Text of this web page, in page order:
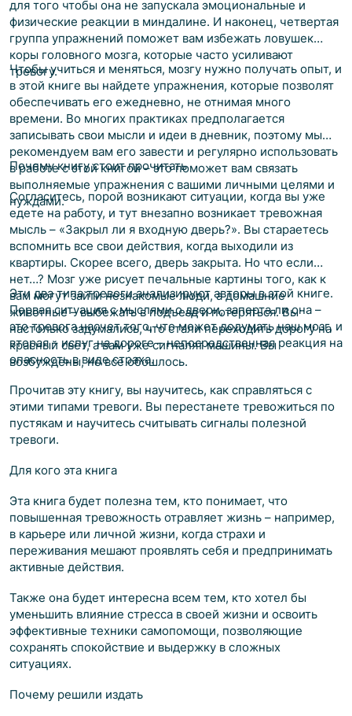
для того чтобы она не запускала эмоциональные и
физические реакции в миндалине. И наконец, четвертая
группа упражнений поможет вам избежать ловушек
коры головного мозга, которые часто усиливают
тревогу.
Чтобы учиться и меняться, мозгу нужно получать опыт, и
в этой книге вы найдете упражнения, которые позволят
обеспечивать его ежедневно, не отнимая много
времени. Во многих практиках предполагается
записывать свои мысли и идеи в дневник, поэтому мы
рекомендуем вам его завести и регулярно использовать
в работе с этой книгой – это поможет вам связать
выполняемые упражнения с вашими личными целями и
нуждами.
Почему книгу стоит прочитать
Согласитесь, порой возникают ситуации, когда вы уже
едете на работу, и тут внезапно возникает тревожная
мысль – «Закрыл ли я входную дверь?». Вы стараетесь
вспомнить все свои действия, когда выходили из
квартиры. Скорее всего, дверь закрыта. Но что если
нет…? Мозг уже рисует печальные картины того, как к
вам могут зайти незнакомые люди, а домашние
животные – выбежать в подъезд и потеряться. Вы
настолько задумались, что стали переходить дорогу на
красный свет, а вам уже сигналят машины. Вы
возбуждены, но все обошлось.
Эти два типа тревоги анализируют авторы в этой книге.
Первая ситуация с мыслями о двери, заперта ли она –
это тревога насчет того, что может додумать наш мозг, и
вторая – испуг на дороге – непосредственная реакция на
опасность в виде страха.
Прочитав эту книгу, вы научитесь, как справляться с
этими типами тревоги. Вы перестанете тревожиться по
пустякам и научитесь считывать сигналы полезной
тревоги.
Для кого эта книга
Эта книга будет полезна тем, кто понимает, что
повышенная тревожность отравляет жизнь – например,
в карьере или личной жизни, когда страхи и
переживания мешают проявлять себя и предпринимать
активные действия.
Также она будет интересна всем тем, кто хотел бы
уменьшить влияние стресса в своей жизни и освоить
эффективные техники самопомощи, позволяющие
сохранять спокойствие и выдержку в сложных
ситуациях.
Почему решили издать